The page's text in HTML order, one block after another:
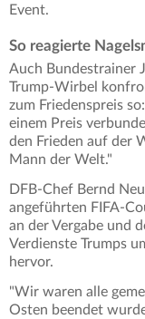
Event.
So reagierte
Auch Bundestrainer
Trump-Wirbel
zum Friedenspreis
einem Preis
den Frieden auf der
Mann der Welt."
DFB-Chef Bernd
angeführten FIFA-
an der Vergabe und
Verdienste Trumps
hervor.
"Wir waren alle
Osten beendet